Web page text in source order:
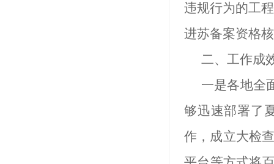
违规行为的工
进苏备案资格
二、工作成
一是各地全
够迅速部署了
作，成立大检